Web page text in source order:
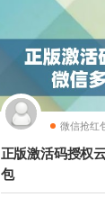
微信抢红
正版激活码授权
包